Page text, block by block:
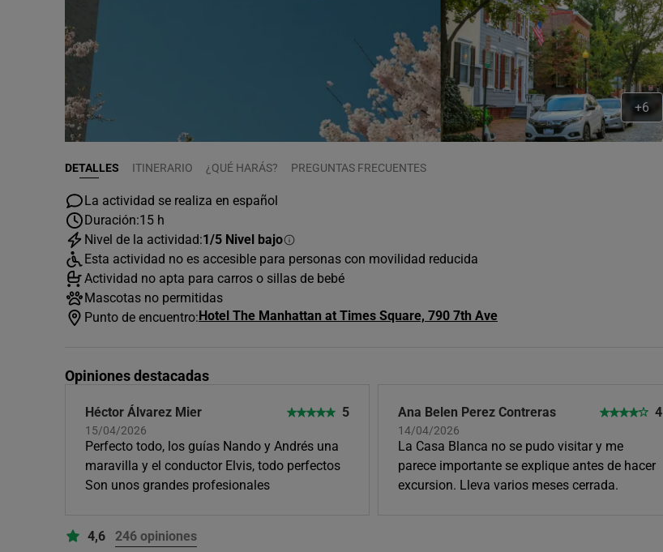
+6
DETALLES ITINERARIO ¿QUÉ HARÁS? PREGUNTAS FRECUENTES
La actividad se realiza en español
Duración:15 h
Nivel de la actividad:1/5 Nivel bajo
Esta actividad no es accesible para personas con movilidad reducida
Actividad no apta para carros o sillas de bebé
Mascotas no permitidas
Punto de encuentro:Hotel The Manhattan at Times Square, 790 7th Ave
Opiniones destacadas
Héctor Álvarez Mier
15/04/2026
5
Perfecto todo, los guías Nando y Andrés una
maravilla y el conductor Elvis, todo perfectos
Son unos grandes profesionales
Ana Belen Perez Contreras
14/04/2026
4
La Casa Blanca no se pudo visitar y me
parece importante se explique antes de hacer
excursion. Lleva varios meses cerrada.
4,6 246 opiniones